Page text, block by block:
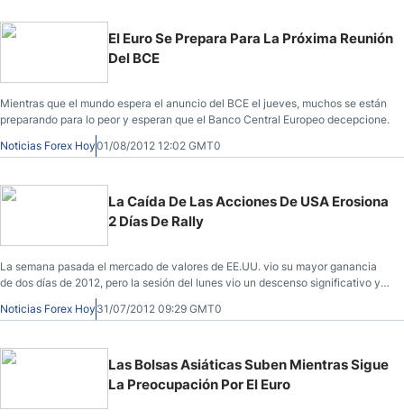
El Euro Se Prepara Para La Próxima Reunión
Del BCE
Mientras que el mundo espera el anuncio del BCE el jueves, muchos se están
preparando para lo peor y esperan que el Banco Central Europeo decepcione.
Noticias Forex Hoy01/08/2012 12:02 GMT0
La Caída De Las Acciones De USA Erosiona
2 Días De Rally
La semana pasada el mercado de valores de EE.UU. vio su mayor ganancia
de dos días de 2012, pero la sesión del lunes vio un descenso significativo ya
que los inversores esperan ansiosos por los anuncios previstos de los bancos
centrales esta semana más tarde.
Noticias Forex Hoy 31/07/2012 09:29 GMT0
Las Bolsas Asiáticas Suben Mientras Sigue
La Preocupación Por El Euro